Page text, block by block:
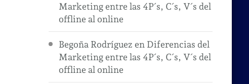
Marketing entre las 4P´s, C´s, V´s del
offline al online
Begoña Rodríguez en Diferencias del
Marketing entre las 4P´s, C´s, V´s del
offline al online